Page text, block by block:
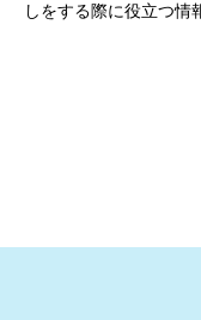
しをする際に役立つ情